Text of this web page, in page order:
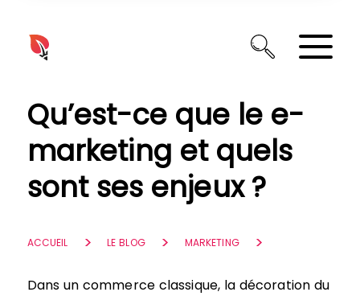
Qu’est-ce que le e-
marketing et quels
sont ses enjeux ?
ACCUEIL LE BLOG MARKETING
Dans un commerce classique, la décoration du